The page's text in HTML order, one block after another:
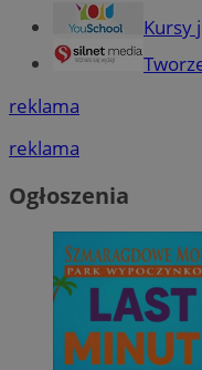
Kursy
reklama
reklama
Ogłoszenia